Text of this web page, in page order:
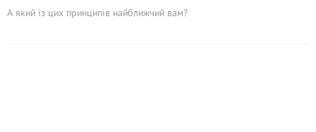
А який із цих принципів найближчий вам?